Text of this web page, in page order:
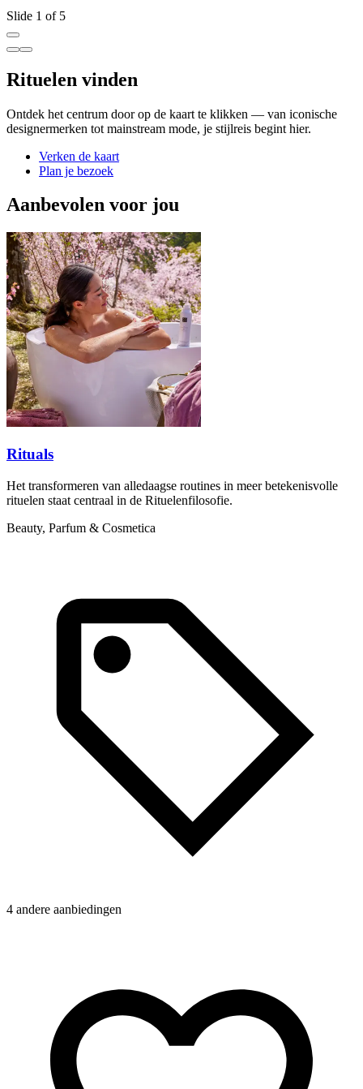
Slide 1 of 5
Rituelen vinden
Ontdek het centrum door op de kaart te klikken — van iconische
designermerken tot mainstream mode, je stijlreis begint hier.
Verken de kaart
Plan je bezoek
Aanbevolen voor jou
Rituals
Het transformeren van alledaagse routines in meer betekenisvolle
rituelen staat centraal in de Rituelenfilosofie.
Beauty, Parfum & Cosmetica
4 andere aanbiedingen